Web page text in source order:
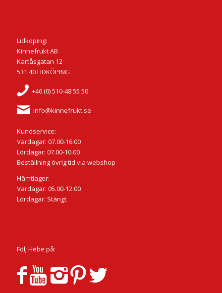
Lidköping:
Kinnefrukt AB
Kartåsgatan 12
531 40 LIDKÖPING
+46 (0) 510-48 55 50
info@kinnefrukt.se
Kundservice:
Vardagar: 07.00-16.00
Lördagar: 07.00-10.00
Beställning övrig tid via webshop
Hämtlager:
Vardagar: 05.00-12.00
Lördagar: Stängt
Följ Hebe på: